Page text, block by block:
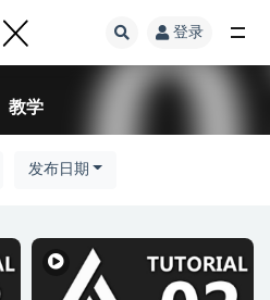
登录
教学
发布日期